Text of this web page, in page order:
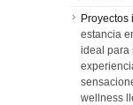
estancia
ideal para
wellness